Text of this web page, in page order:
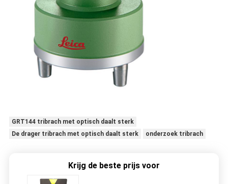
GRT144 tribrach met optisch daalt sterk
De drager tribrach met optisch daalt sterk
onderzoek tribrach
Krijg de beste prijs voor